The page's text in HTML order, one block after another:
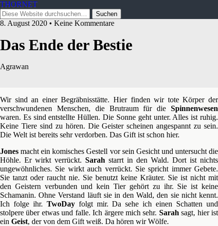
THORNET
8. August 2020 • Keine Kommentare
Das Ende der Bestie
Agrawan
Wir sind an einer Begräbnisstätte. Hier finden wir tote Körper der
verschwundenen Menschen, die Brutraum für die Spinnenwesen
waren. Es sind entstellte Hüllen. Die Sonne geht unter. Alles ist ruhig.
Keine Tiere sind zu hören. Die Geister scheinen angespannt zu sein.
Die Welt ist bereits sehr verdorben. Das Gift ist schon hier.
Jones macht ein komisches Gestell vor sein Gesicht und untersucht die
Höhle. Er wirkt verrückt. Sarah starrt in den Wald. Dort ist nichts
ungewöhnliches. Sie wirkt auch verrückt. Sie spricht immer Gebete.
Sie tanzt oder raucht nie. Sie benutzt keine Kräuter. Sie ist nicht mit
den Geistern verbunden und kein Tier gehört zu ihr. Sie ist keine
Schamanin. Ohne Verstand läuft sie in den Wald, den sie nicht kennt.
Ich folge ihr. TwoDayfolgt mir. Da sehe ich einen Schatten und
stolpere über etwas und falle. Ich ärgere mich sehr. Sarah sagt, hier ist
ein Geist, der von dem Gift weiß. Da hören wir Wölfe.